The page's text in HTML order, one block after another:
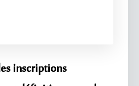
inscriptions